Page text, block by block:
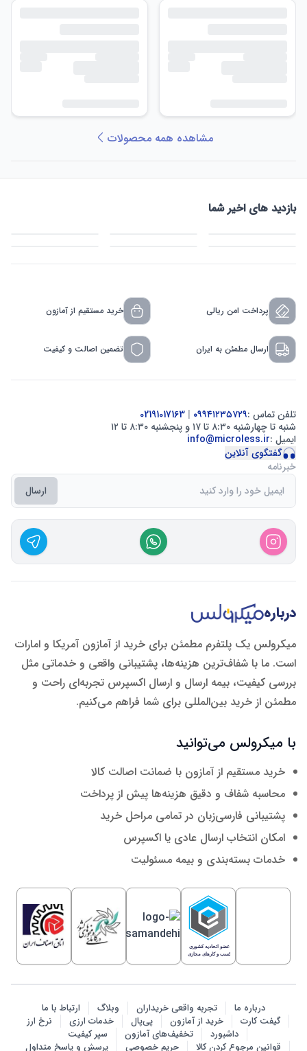
مشاهده همه محصولات
بازدید های اخیر شما
پرداخت امن ریالی خرید مستقیم از آمازون
ارسال مطمئن به ایران تضمین اصالت و کیفیت
تلفن تماس :۰۹۹۴۱۲۳۵۷۲۹ |
شنبه تا چهارشنبه ۸:۳۰ تا ۱۷ و پنجشنبه ۸:۳۰ تا ۱۲
ایمیل :info@microless.ir
گفتگوی آنلاین
خبرنامه
ارسال
درباره
میکرولس یک پلتفرم مطمئن برای خرید از آمازون آمریکا و امارات
است. ما با شفاف‌ترین هزینه‌ها، پشتیبانی واقعی و خدماتی مثل
بررسی کیفیت، بیمه ارسال و ارسال اکسپرس تجربه‌ای راحت و
مطمئن از خرید بین‌المللی برای شما فراهم می‌کنیم.
با میکرولس می‌توانید
خرید مستقیم از آمازون با ضمانت اصالت کالا
محاسبه شفاف و دقیق هزینه‌ها پیش از پرداخت
پشتیبانی فارسی‌زبان در تمامی مراحل خرید
امکان انتخاب ارسال عادی یا اکسپرس
خدمات بسته‌بندی و بیمه مسئولیت
درباره ما تجربه واقعی خریداران وبلاگ
ارتباط با ما
گیفت کارت
خرید از آمازون پی‌پال خدمات ارزی
نرخ ارز
داشبورد
تخفیف‌های آمازون
سپر کیفیت
قوانین مرجوع کردن کالا
حریم خصوصی پرسش‌ و پاسخ متداول